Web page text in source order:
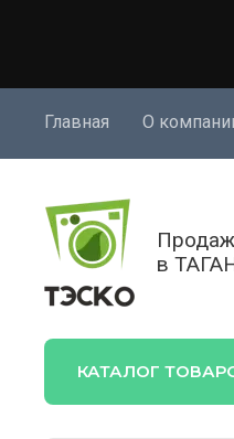
Главная О
в
КАТАЛОГ